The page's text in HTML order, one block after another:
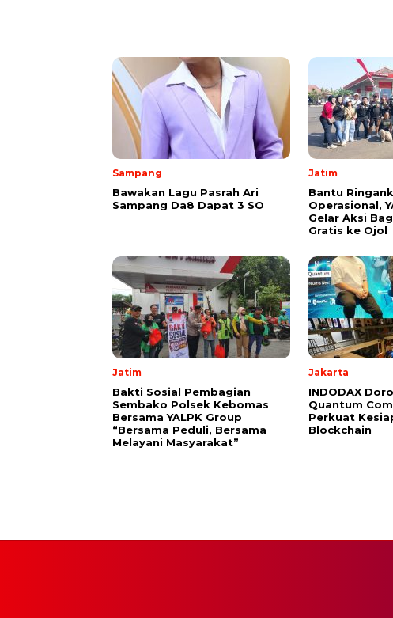
Sampang
Bawakan Lagu Pasrah Ari
Sampang Da8 Dapat 3 SO
Jatim
Bantu
Operasional,
Gelar Aksi
Gratis ke Ojol
Jatim
Bakti Sosial Pembagian
Sembako Polsek Kebomas
Bersama YALPK Group
“Bersama Peduli, Bersama
Melayani Masyarakat”
Jakarta
INDODAX
Quantum
Perkuat
Blockchain